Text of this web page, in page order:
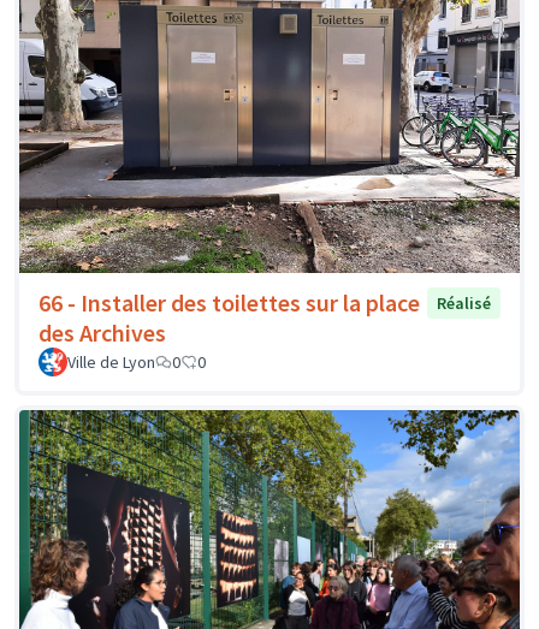
66 - Installer des toilettes sur la place
des Archives
Réalisé
Ville de Lyon 0 0